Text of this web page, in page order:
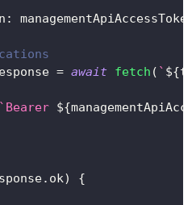
:
= await fetch ( ` ${
` Bearer ${
. ok)
{